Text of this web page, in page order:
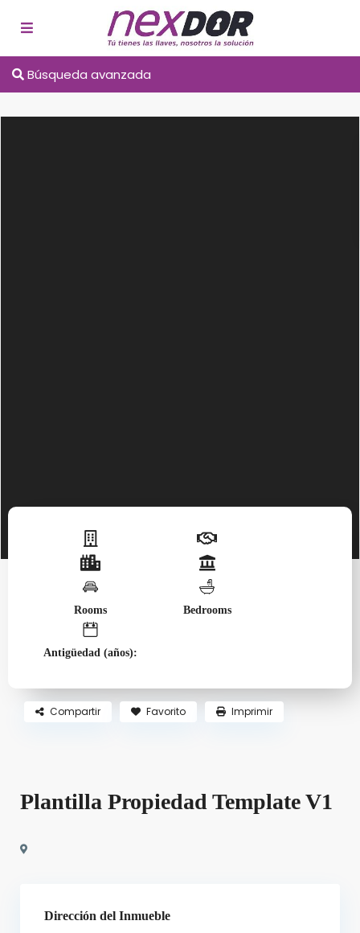
Búsqueda avanzada
Rooms Bedrooms
Antigüedad (años):
Plantilla Propiedad Template V1
Compartir Favorito Imprimir
Dirección del Inmueble